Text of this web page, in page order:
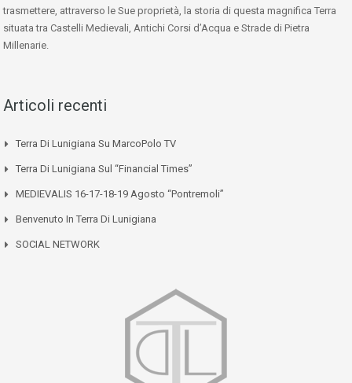
trasmettere, attraverso le Sue proprietà, la storia di questa magnifica Terra
situata tra Castelli Medievali, Antichi Corsi d’Acqua e Strade di Pietra
Millenarie.
Articoli recenti
Terra Di Lunigiana Su MarcoPolo TV
Terra Di Lunigiana Sul “Financial Times”
MEDIEVALIS 16-17-18-19 Agosto “Pontremoli”
Benvenuto In Terra Di Lunigiana
SOCIAL NETWORK